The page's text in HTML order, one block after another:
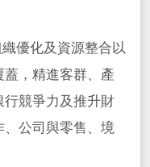
優化及資源整合以
，精進客群、產
競爭力及推升財
公司與零售、境